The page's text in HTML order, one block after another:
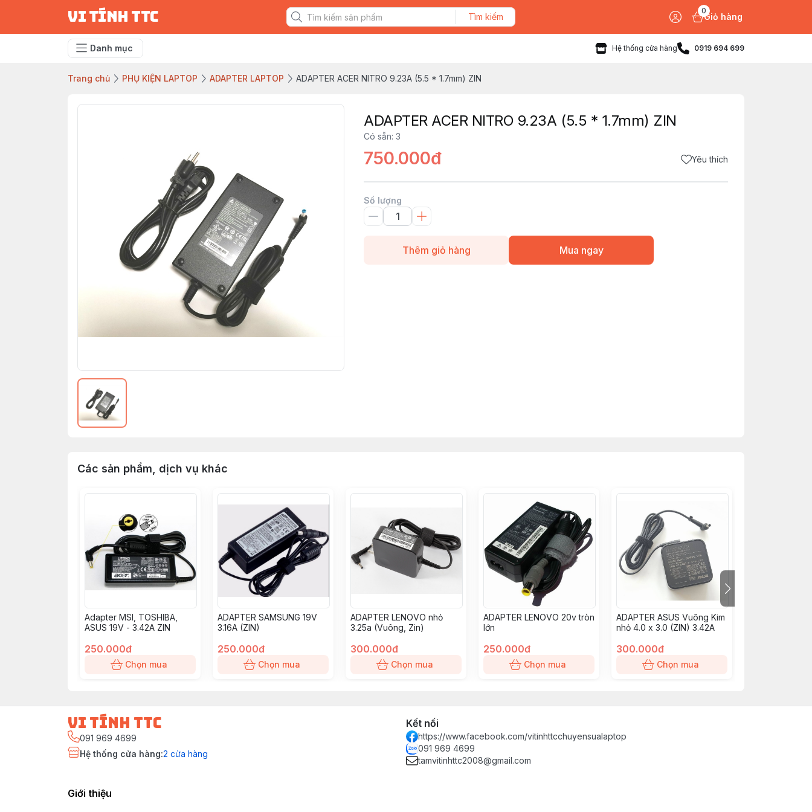
vi tính ttc Tìm kiếm
0
Giỏ hàng
Danh mục Hệ thống cửa hàng 0919 694 699
Trang chủ PHỤ KIỆN LAPTOP ADAPTER LAPTOP ADAPTER ACER NITRO 9.23A (5.5 * 1.7mm) ZIN
ADAPTER ACER NITRO 9.23A (5.5 * 1.7mm) ZIN
Có sẵn: 3
750.000đ Yêu thích
Số lượng
Thêm giỏ hàng Mua ngay
Các sản phẩm, dịch vụ khác
Adapter MSI, TOSHIBA,
ASUS 19V - 3.42A ZIN
250.000đ
Chọn mua
ADAPTER SAMSUNG 19V
3.16A (ZIN)
250.000đ
Chọn mua
ADAPTER LENOVO nhỏ
3.25a (Vuông, Zin)
300.000đ
Chọn mua
ADAPTER LENOVO 20v tròn
lớn
250.000đ
Chọn mua
ADAPTER ASUS Vuông Kim
nhỏ 4.0 x 3.0 (ZIN) 3.42A
300.000đ
Chọn mua
vi tính ttc
091 969 4699
Hệ thống cửa hàng:2 cửa hàng
Kết nối
https://www.facebook.com/vitinhttcchuyensualaptop
091 969 4699
tamvitinhttc2008@gmail.com
Giới thiệu